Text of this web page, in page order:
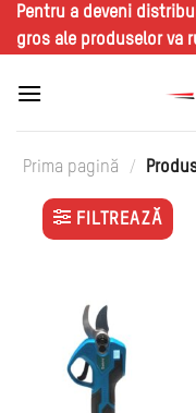
SkipPentru a deveni
gros ale produselor va
Prima pagină /
FILTREAZĂ